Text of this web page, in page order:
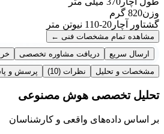
وزن820 گرم
گشتاور آچار 20-110 نیوتن متر
مشاهده تمام مشخصات فنی ←
ارسال سریع
دریافت مشاوره تخصصی
مشخصات و تحلیل
نظرات (10) پرسش و
تحلیل تخصصی هوش مصنوعی
بر اساس داده‌های واقعی و کارشناسان